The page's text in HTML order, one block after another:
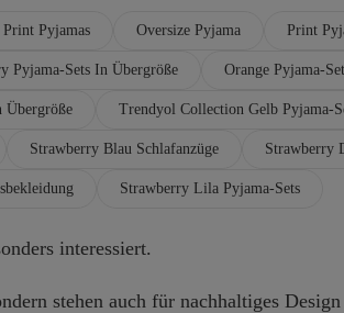
Pyjamas Oversize Pyjama Print
Pyjama-Sets In Übergröße Orange Pyjama-
Übergröße Trendyol Collection Gelb Pyjama-
Strawberry Blau Schlafanzüge Strawberry
Strawberry Lila Pyjama-Sets
interessiert.
stehen auch für nachhaltiges